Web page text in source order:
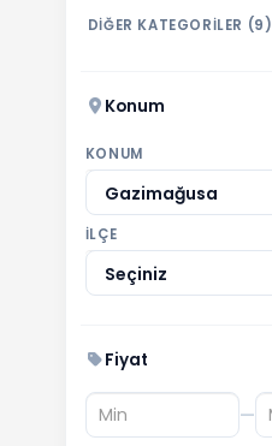
DİĞER KATEGORİLER (9)
Konum
KONUM
Gazimağusa
İLÇE
Seçiniz
Fiyat
—